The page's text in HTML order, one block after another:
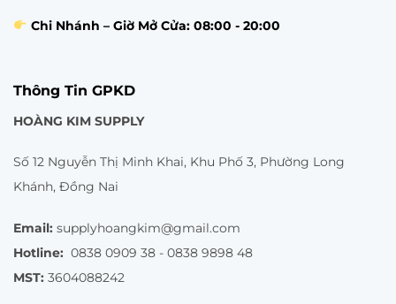
Chi Nhánh – Giờ Mở Cửa: 08:00 - 20:00
Thông Tin GPKD
HOÀNG KIM SUPPLY
Số 12 Nguyễn Thị Minh Khai, Khu Phố 3, Phường Long
Khánh, Đồng Nai
Email: supplyhoangkim@gmail.com
Hotline: 0838 0909 38 - 0838 9898 48
MST: 3604088242